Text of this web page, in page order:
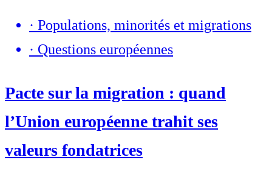
· Populations, minorités et migrations
· Questions européennes
Pacte sur la migration : quand
l’Union européenne trahit ses
valeurs fondatrices